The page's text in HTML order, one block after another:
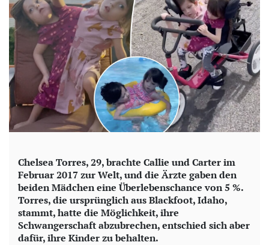
Chelsea Torres, 29, brachte Callie und Carter im
Februar 2017 zur Welt, und die Ärzte gaben den
beiden Mädchen eine Überlebenschance von 5 %.
Torres, die ursprünglich aus Blackfoot, Idaho,
stammt, hatte die Möglichkeit, ihre
Schwangerschaft abzubrechen, entschied sich aber
dafür, ihre Kinder zu behalten.